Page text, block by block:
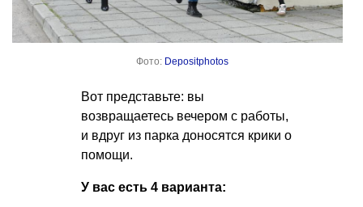
Фото: Depositphotos
Вот представьте: вы
возвращаетесь вечером с работы,
и вдруг из парка доносятся крики о
помощи.
У вас есть 4 варианта: